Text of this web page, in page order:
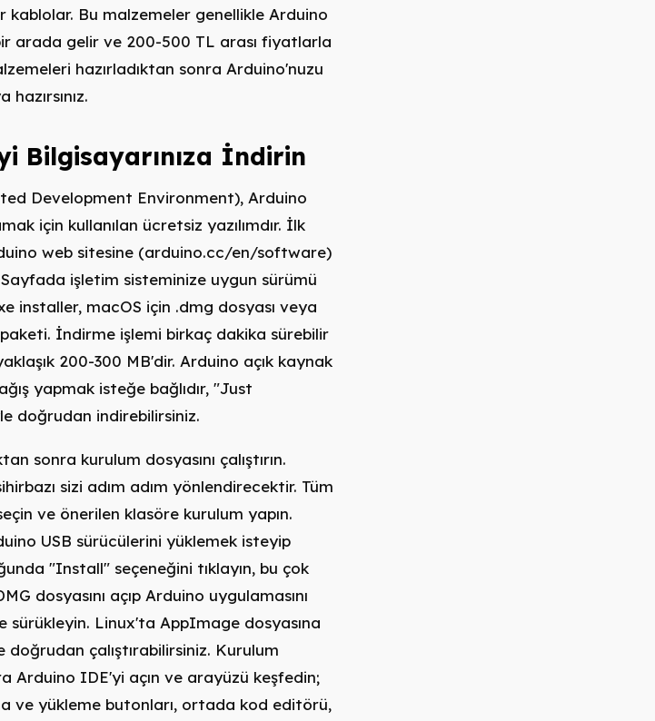
kablolar. Bu malzemeler genellikle Arduino
arada gelir ve 200-500 TL arası fiyatlarla
hazırladıktan sonra Arduino'nuzu
Bilgisayarınıza İndirin
Development Environment), Arduino
için kullanılan ücretsiz yazılımdır. İlk
web sitesine (arduino.cc/en/software)
işletim sisteminize uygun sürümü
installer, macOS için .dmg dosyası veya
İndirme işlemi birkaç dakika sürebilir
200-300 MB'dir. Arduino açık kaynak
yapmak isteğe bağlıdır, "Just
doğrudan indirebilirsiniz.
sonra kurulum dosyasını çalıştırın.
sizi adım adım yönlendirecektir. Tüm
ve önerilen klasöre kurulum yapın.
USB sürücülerini yüklemek isteyip
"Install" seçeneğini tıklayın, bu çok
dosyasını açıp Arduino uygulamasını
sürükleyin. Linux'ta AppImage dosyasına
doğrudan çalıştırabilirsiniz. Kurulum
Arduino IDE'yi açın ve arayüzü keşfedin;
ve yükleme butonları, ortada kod editörü,